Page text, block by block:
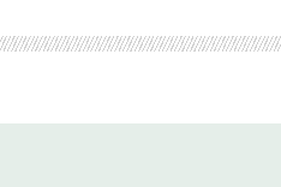
費用は「接待交際費」
「旅費交通費」
品購入費は「消耗品費」
経費を振り替える
を計算する（一括償却）
色申告決算書を作成しよう
かるリアルタイム集計表を作
算 １０種類の所得区分を押さ
② 第一面の入力をしてみよう
③ 青色申告特別控除額を入力
④ 貸借対照表の入力をしてみ
とせますか
せますか
どのくらい経費に落とせます
価償却費はどのくらい経費に落
つけることはありますか
払いました。気をつけることは
払うと言われました。気をつけ
。前職の給料の申告方法を教え
支払います。気をつけること
す。消費税の申告は必要です
消費税が安くなると聞きました
と、消費税の還付が受けられる
と節税できると聞きましたが本
却費を多くできると聞きました
法があると聞きましたが本当で